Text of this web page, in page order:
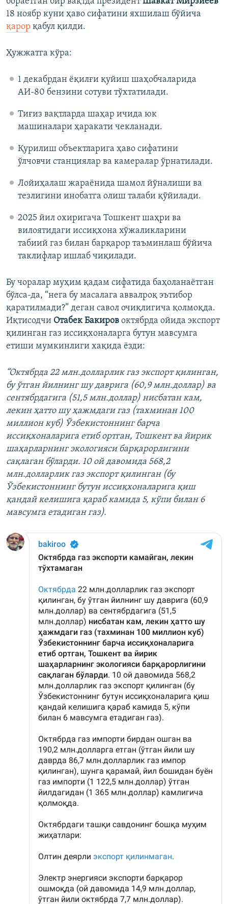
18 ноябр куни ҳаво сифатини яхшилаш бўйича
қарор қабул қилди.
Ҳужжатга кўра:
1 декабрдан ёқилғи қуйиш шаҳобчаларида
АИ-80 бензини сотуви тўхтатилади.
Тиғиз вақтларда шаҳар ичида юк
машиналари ҳаракати чекланади.
Қурилиш объектларига ҳаво сифатини
ўлчовчи станциялар ва камералар ўрнатилади.
Лойиҳалаш жараёнида шамол йўналиши ва
тезлигини инобатга олиш талаби қўйилади.
2025 йил охиригача Тошкент шаҳри ва
вилоятидаги иссиқхона хўжаликларини
табиий газ билан барқарор таъминлаш бўйича
таклифлар ишлаб чиқилади.
Бу чоралар муҳим қадам сифатида баҳоланаётган
бўлса-да, “нега бу масалага аввалроқ эътибор
қаратилмади?” деган савол очиқлигича қолмоқда.
Иқтисодчи Отабек Бакиров октябрда ойида экспорт
қилинган газ иссиқхоналарга бутун мавсумга
етиши мумкинлиги хақида ёзди:
“Октябрда 22 млн.долларлик газ экспорт қилинган,
бу ўтган йилнинг шу даврига (60,9 млн.доллар) ва
сентябрдагига (51,5 млн.доллар) нисбатан кам,
лекин ҳатто шу ҳажмдаги газ (тахминан 100
миллион куб) Ўзбекистоннинг барча
иссиқхоналарига етиб ортган, Тошкент ва йирик
шаҳарларнинг экологияси барқарорлигини
сақлаган бўларди. 10 ой давомида 568,2
млн.долларлик газ экспорт қилинган (бу
Ўзбекистоннинг бутун иссиқхоналарига қиш
қандай келишига қараб камида 5, кўпи билан 6
мавсумга етадиган газ).